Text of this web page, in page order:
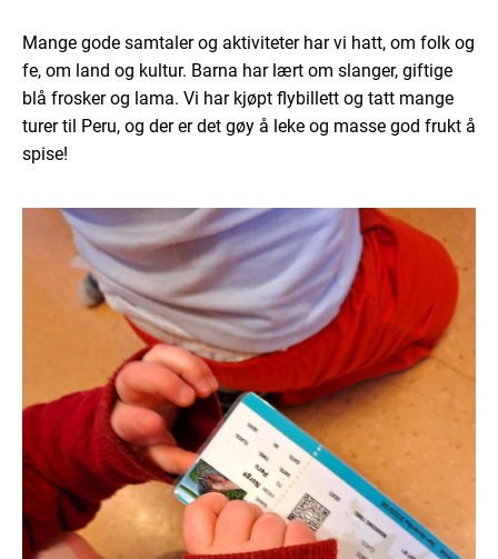
Mange gode samtaler og aktiviteter har vi hatt, om folk og
fe, om land og kultur. Barna har lært om slanger, giftige
blå frosker og lama. Vi har kjøpt flybillett og tatt mange
turer til Peru, og der er det gøy å leke og masse god frukt å
spise!